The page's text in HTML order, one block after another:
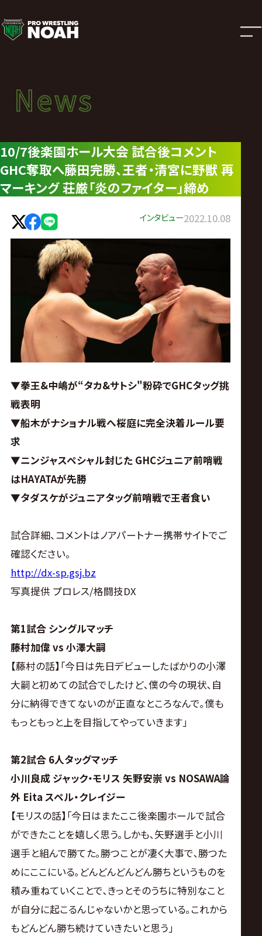
ニ
ュ
ー
ス
|
プ
ロ
レ
グ・
ノ
ア
公
式
サ
イ
ト
News
ニュース
News
10/7後楽園ホール大会 試合後コメント
GHC奪取へ藤田完勝、王者・清宮に野獣 再
マーキング 荘厳「炎のファイター」締め
インタビュー2022.10.08
▼拳王&中嶋が“タカ&サトシ"粉砕でGHCタッグ挑
戦表明
▼船木がナショナル戦へ桜庭に完全決着ルール要
求
▼ニンジャスペシャル封じた GHCジュニア前哨戦
はHAYATAが先勝
▼タダスケがジュニアタッグ前哨戦で王者食い
試合詳細、コメントはノアパートナー携帯サイトでご
確認ください。
http://dx-sp.gsj.bz
写真提供 プロレス/格闘技DX
第1試合 シングルマッチ
藤村加偉 vs 小澤大嗣
【藤村の話】｢今日は先日デビューしたばかりの小澤
大嗣と初めての試合でしたけど､僕の今の現状､自
分に納得できてないのが正直なところなんで｡僕も
もっともっと上を目指してやっていきます｣
第2試合 6人タッグマッチ
小川良成 ジャック・モリス 矢野安崇 vs NOSAWA論
外 Eita スペル・クレイジー
【モリスの話】｢今日はまたここ後楽園ホールで試合
ができたことを嬉しく思う｡しかも､矢野選手と小川
選手と組んで勝てた｡勝つことが凄く大事で､勝つた
めにここにいる｡どんどんどんどん勝ちというものを
積み重ねていくことで､きっとそのうちに特別なこと
が自分に起こるんじゃないかと思っている｡これから
もどんどん勝ち続けていきたいと思う｣